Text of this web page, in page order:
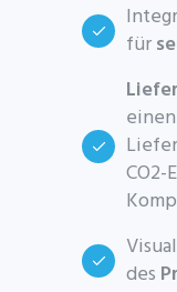
für
CO2-
des